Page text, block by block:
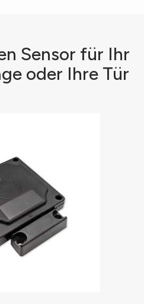
Sensor für Ihr
oder Ihre Tür